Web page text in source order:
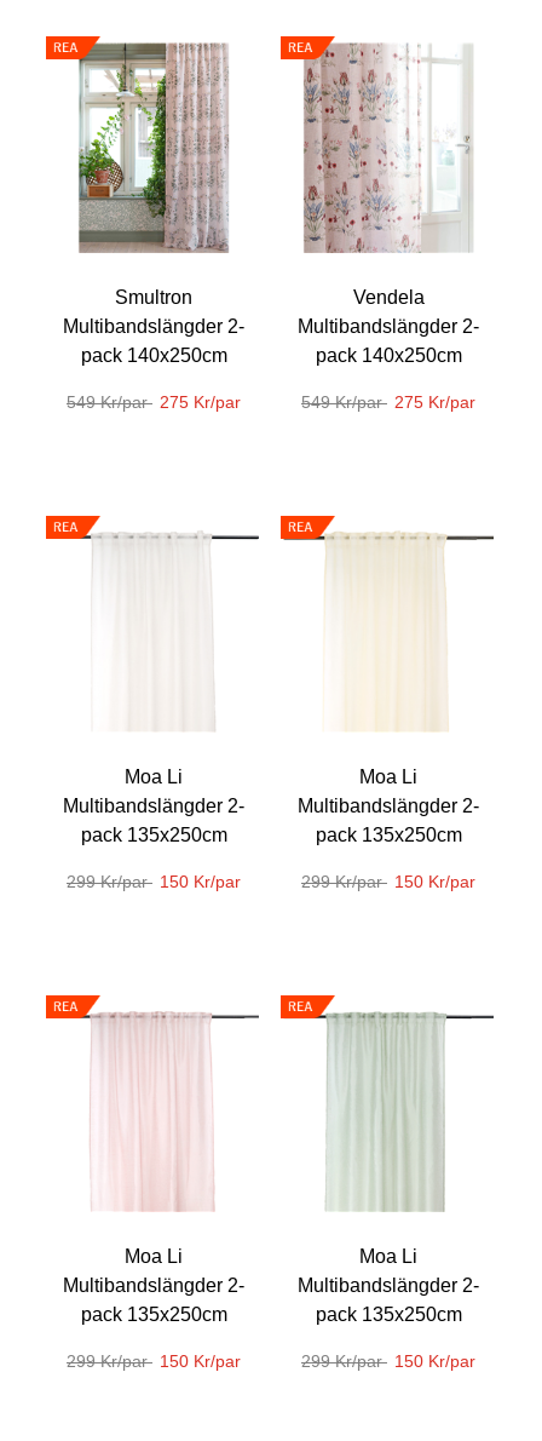
Smultron
Multibandslängder 2-
pack 140x250cm
549 Kr/par 275 Kr/par
Vendela
Multibandslängder 2-
pack 140x250cm
549 Kr/par 275 Kr/par
Moa Li
Multibandslängder 2-
pack 135x250cm
299 Kr/par 150 Kr/par
Moa Li
Multibandslängder 2-
pack 135x250cm
299 Kr/par 150 Kr/par
Moa Li
Multibandslängder 2-
pack 135x250cm
299 Kr/par 150 Kr/par
Moa Li
Multibandslängder 2-
pack 135x250cm
299 Kr/par 150 Kr/par